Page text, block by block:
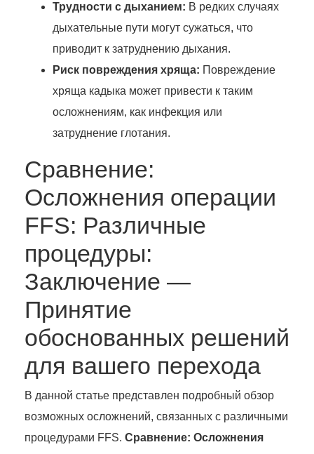
Трудности с дыханием: В редких случаях
дыхательные пути могут сужаться, что
приводит к затруднению дыхания.
Риск повреждения хряща: Повреждение
хряща кадыка может привести к таким
осложнениям, как инфекция или
затруднение глотания.
Сравнение:
Осложнения операции
FFS: Различные
процедуры:
Заключение —
Принятие
обоснованных решений
для вашего перехода
В данной статье представлен подробный обзор
возможных осложнений, связанных с различными
процедурами FFS. Сравнение: Осложнения